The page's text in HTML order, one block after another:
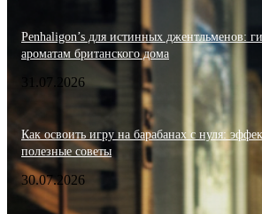
Penhaligon’s для истинных джентльменов:
ароматам британского дома
31.07.2026
Как освоить игру на барабанах с нуля:
полезные советы
30.07.2026